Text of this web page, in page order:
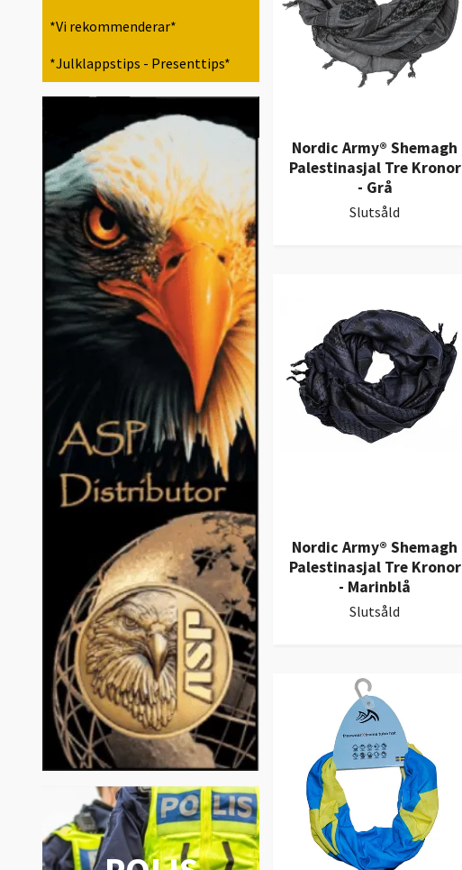
*Vi rekommenderar*
*Julklappstips - Presenttips*
Nordic Army® Shemagh
Palestinasjal Tre Kronor
- Grå
Slutsåld
Nordic Army® Shemagh
Palestinasjal Tre Kronor
- Marinblå
Slutsåld